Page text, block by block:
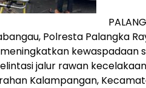
Polresta Palangka
kewaspadaan
jalur rawan
Kalampangan,